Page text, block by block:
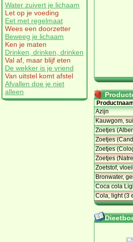
Water zuivert je lichaam
Let op je voeding
Eet met regelmaat
Wees een doorzetter
Beweeg je lichaam
Ken je maten
Drinken, drinken, drinken
Val af, maar blijf eten
De wekker is je vriend
Van uitstel komt afstel
Afvallen doe je niet
alleen
Azijn
Kauwgom,
Zoetjes
Zoetjes
Zoetjes
Zoetjes
Zoetstof,
Bronwater,
Coca cola
Cola, light (3